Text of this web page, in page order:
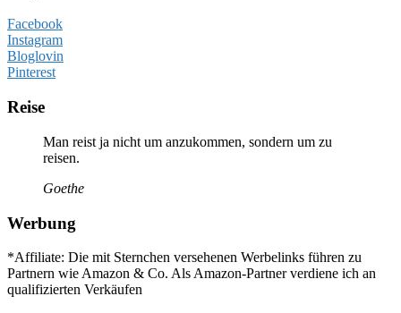
Facebook
Instagram
Bloglovin
Pinterest
Reise
Man reist ja nicht um anzukommen, sondern um zu
reisen.
Goethe
Werbung
*Affiliate: Die mit Sternchen versehenen Werbelinks führen zu
Partnern wie Amazon & Co. Als Amazon-Partner verdiene ich an
qualifizierten Verkäufen